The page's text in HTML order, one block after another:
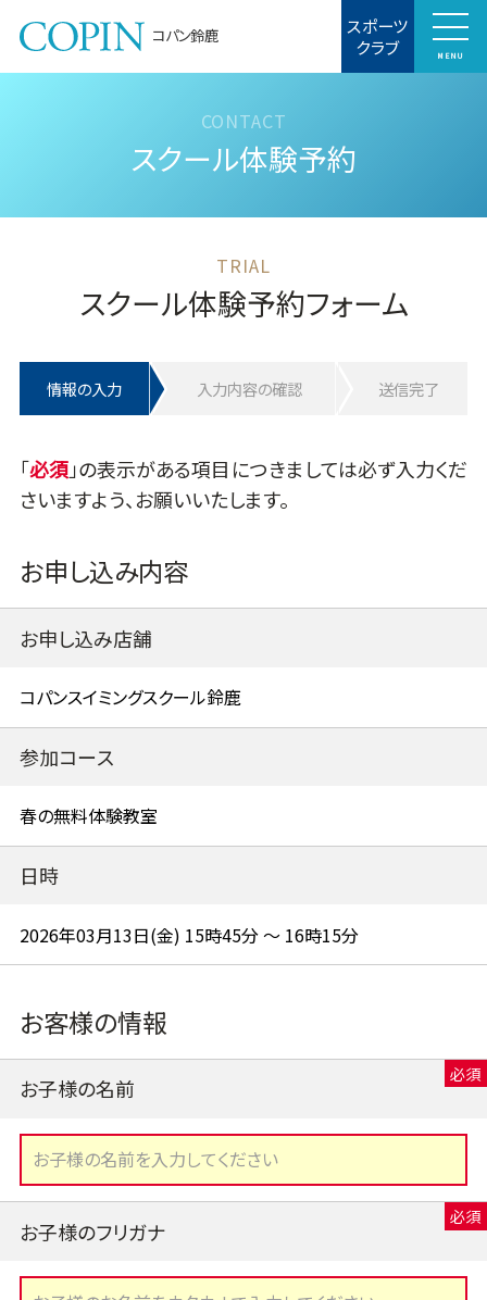
コパン鈴鹿 スポーツ
クラブ MENU
スクール体験予約
スクール体験予約フォーム
情報の入力 入力内容の確認 送信完了
「
」の表示がある項目につきましては必ず入力くだ
さいますよう、お願いいたします。
お申し込み内容
お申し込み店舗
参加コース
日時
お客様の情報
お子様の名前
お子様のフリガナ